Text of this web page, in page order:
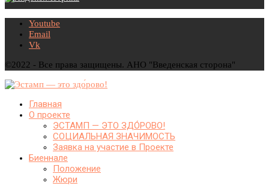
Youtube
Email
Vk
©2022 - Все права защищены. АНО "Введенская сторона"
Главная
О проекте
ЭСТАМП — ЭТО ЗДО́РОВО!
СОЦИАЛЬНАЯ ЗНАЧИМОСТЬ
Заявка на участие в Проекте
Биеннале
Положение
Жюри